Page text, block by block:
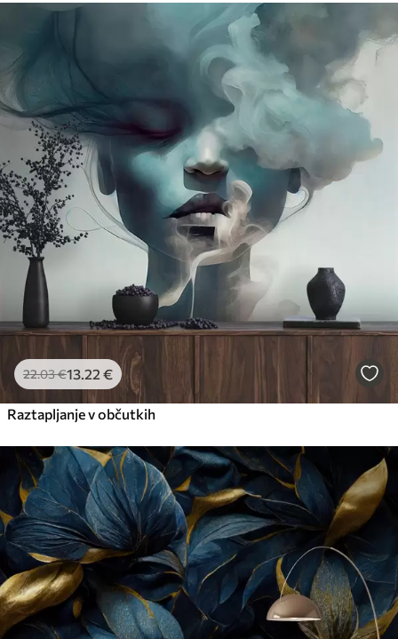
22.03€13 .22 €
Raztapljanje v občutkih